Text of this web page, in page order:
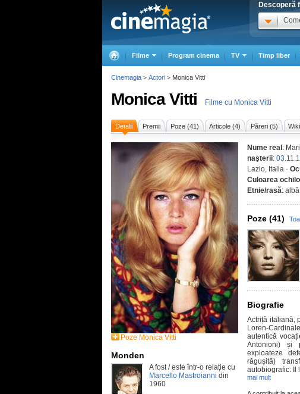
Descoperă
Filme Program cinema TV Timp liber
Monica Vitti Filme cu Monica Vitti
Detalii Premii Poze (41) Articole (4) Păreri (5) Wiki
Poze Monica Vitti
Monden
A fost / este într-o relaţie cu
Marcello Mastroianni din
1960
Nume real :
naşterii:
Lazio, Italia ·
Culoarea
Etnie/rasă: albă
Poze (41)
Biografie
Actriță italiană,
Loren-
autentică
Antonioni) și
exploateze
răgușită)
autobiografic: Il
mai mult
Cinemagia > Actori > Monica Vitti